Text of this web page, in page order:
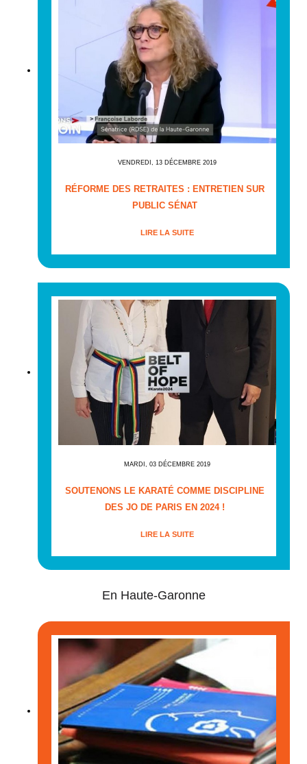
VENDREDI, 13 DÉCEMBRE 2019
RÉFORME DES RETRAITES : ENTRETIEN SUR
PUBLIC SÉNAT
LIRE LA SUITE
MARDI, 03 DÉCEMBRE 2019
SOUTENONS LE KARATÉ COMME DISCIPLINE
DES JO DE PARIS EN 2024 !
LIRE LA SUITE
En Haute-Garonne